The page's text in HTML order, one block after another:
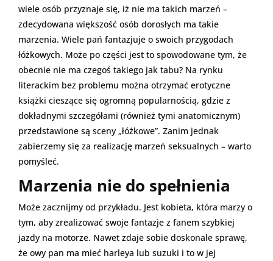
wiele osób przyznaje się, iż nie ma takich marzeń –
zdecydowana większość osób dorosłych ma takie
marzenia. Wiele pań fantazjuje o swoich przygodach
łóżkowych. Może po części jest to spowodowane tym, że
obecnie nie ma czegoś takiego jak tabu? Na rynku
literackim bez problemu można otrzymać erotyczne
książki cieszące się ogromną popularnością, gdzie z
dokładnymi szczegółami (również tymi anatomicznym)
przedstawione są sceny „łóżkowe”. Zanim jednak
zabierzemy się za realizację marzeń seksualnych – warto
pomyśleć.
Marzenia nie do spełnienia
Może zacznijmy od przykładu. Jest kobieta, która marzy o
tym, aby zrealizować swoje fantazje z fanem szybkiej
jazdy na motorze. Nawet zdaje sobie doskonale sprawę,
że owy pan ma mieć harleya lub suzuki i to w jej